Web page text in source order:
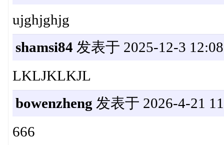
ujghjghjg
shamsi84 发表于 2025-12-3
LKLJKLKJL
bowenzheng 发表于 2026-4-21
666